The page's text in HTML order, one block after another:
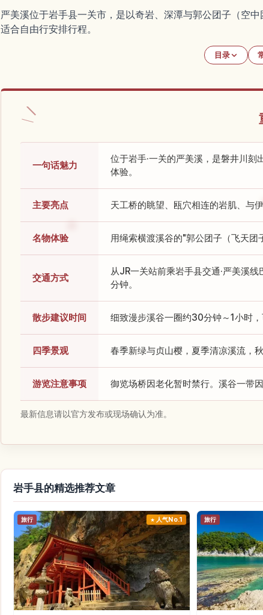
严美溪位于岩手县一关市，是以奇岩、深潭与郭公团子（空
适合自由行安排行程。
目录
一句话魅力
位于岩手·一关的严美溪，是磐井川
体验。
主要亮点 天工桥的眺望、瓯穴相连的岩肌、与
名物体验 用绳索横渡溪谷的"郭公团子（飞天团
交通方式
从JR一关站前乘岩手县交通·严美溪
分钟。
散步建议时间 细致漫步溪谷一圈约30分钟～1小时
四季景观 春季新绿与贞山樱，夏季清凉溪流，
游览注意事项 御览场桥因老化暂时禁行。溪谷一带
最新信息请以官方发布或现场确认为准。
岩手县的精选推荐文章
旅行 人气No.1 旅行